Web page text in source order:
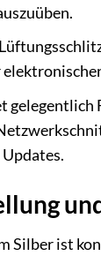
gelegentlich
Silber ist